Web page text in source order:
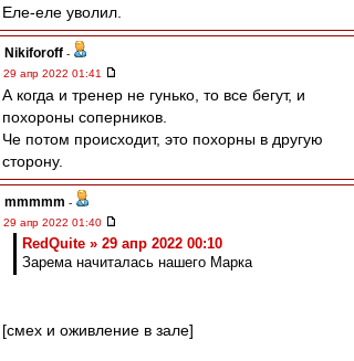
Еле-еле уволил.
Nikiforoff -
29 апр 2022 01:41
А когда и тренер не гунько, то все бегут, и
похороны соперников.
Че потом происходит, это похорны в другую
сторону.
mmmmm -
29 апр 2022 01:40
RedQuite » 29 апр 2022 00:10
Зарема начиталась нашего Марка
[смех и оживление в зале]